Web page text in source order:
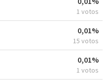
1 votos
0,01%
15 votos
0,01%
1 votos